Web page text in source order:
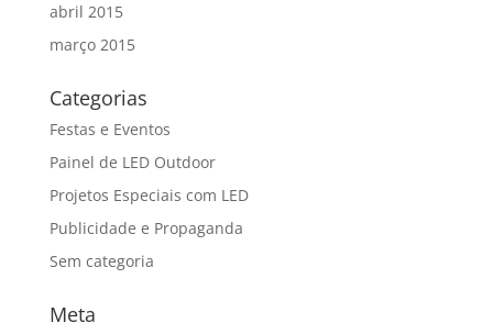
abril 2015
março 2015
Categorias
Festas e Eventos
Painel de LED Outdoor
Projetos Especiais com LED
Publicidade e Propaganda
Sem categoria
Meta